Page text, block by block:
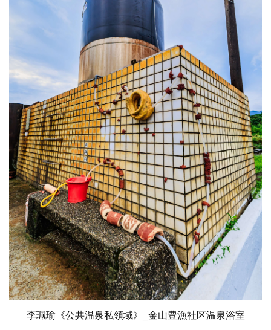
李珮瑜《公共温泉私領域》_金山豊漁社区温泉浴室